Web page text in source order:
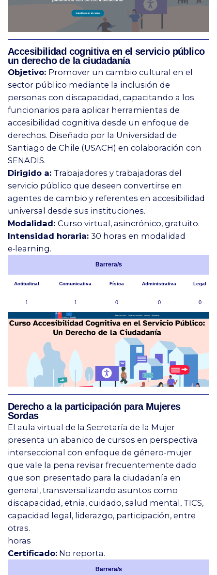
Accesibilidad cognitiva en el servicio público
un derecho de la ciudadanía
Objetivo: Promover un cambio cultural en el
sector público mediante la inclusión de
personas con discapacidad, capacitando a los
funcionarios para aplicar herramientas de
accesibilidad cognitiva desde un enfoque de
derechos. Diseñado por la Universidad de
Santiago de Chile (USACH) en colaboración con
SENADIS.
Dirigido a: Trabajadores y trabajadoras del
servicio público que deseen convertirse en
agentes de cambio y referentes en accesibilidad
universal desde sus instituciones.
Modalidad: Curso virtual, asincrónico, gratuito.
Intensidad horaria: 30 horas en modalidad
e‑learning.
Barrera/s
Actitudinal Comunicativa Física Administrativa Legal
1 1 0 0 0
Derecho a la participación para Mujeres
Sordas
El aula virtual de la Secretaría de la Mujer
presenta un abanico de cursos en perspectiva
interseccional con enfoque de género-mujer
que vale la pena revisar frecuentemente dado
que son presentado para la ciudadanía en
general, transversalizando asuntos como
discapacidad, etnia, cuidado, salud mental, TICS,
capacidad legal, liderazgo, participación, entre
otras.
horas
Certificado: No reporta.
Barrera/s